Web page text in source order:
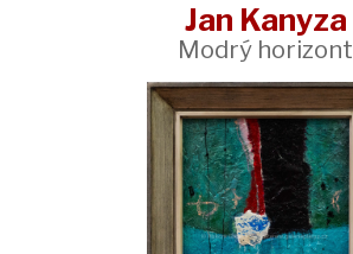
Jan Kanyza
Modrý horizont